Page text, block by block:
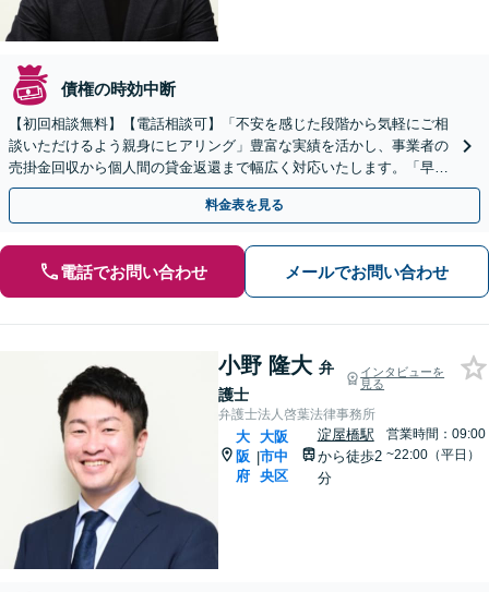
債権の時効中断
【初回相談無料】【電話相談可】「不安を感じた段階から気軽にご相
談いただけるよう親身にヒアリング」豊富な実績を活かし、事業者の
売掛金回収から個人間の貸金返還まで幅広く対応いたします。「早期
の弁護士介入で最善の結果を」【休日・夜間相談可】
料金表を見る
電話でお問い合わせ メールでお問い合わせ
小野 隆大 弁
護士
インタビューを
見る
弁護士法人啓葉法律事務所
大
阪
府
|
大阪
市中
央区
淀屋橋駅
から徒歩2
分
営業時間：09:00
~22:00（平日）